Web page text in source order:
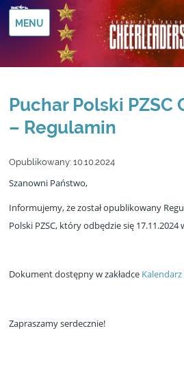
MENU
Puchar Polski PZSC
– Regulamin
Opublikowany: 10.10.2024
Szanowni Państwo,
Informujemy, że został opublikowany
Polski PZSC, który odbędzie się 17.11.2024
Dokument dostępny w zakładce
Zapraszamy serdecznie!